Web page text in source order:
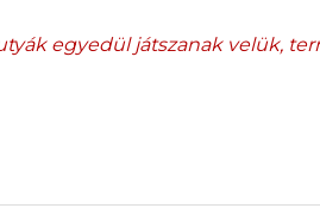
egyedül játszanak velük,